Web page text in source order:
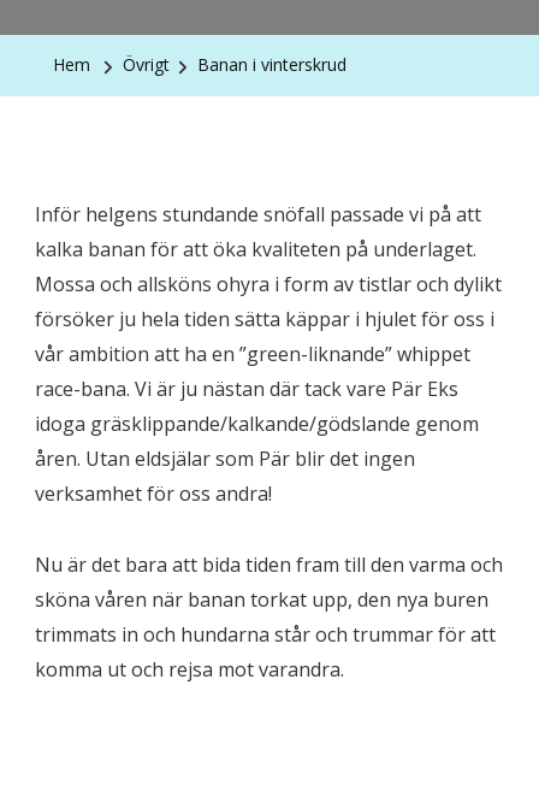
Hem Övrigt Banan i vinterskrud
Inför helgens stundande snöfall passade vi på att
kalka banan för att öka kvaliteten på underlaget.
Mossa och allsköns ohyra i form av tistlar och dylikt
försöker ju hela tiden sätta käppar i hjulet för oss i
vår ambition att ha en ”green-liknande” whippet
race-bana. Vi är ju nästan där tack vare Pär Eks
idoga gräsklippande/kalkande/gödslande genom
åren. Utan eldsjälar som Pär blir det ingen
verksamhet för oss andra!
Nu är det bara att bida tiden fram till den varma och
sköna våren när banan torkat upp, den nya buren
trimmats in och hundarna står och trummar för att
komma ut och rejsa mot varandra.